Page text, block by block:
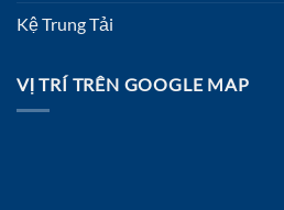
Kệ Trung Tải
VỊ TRÍ TRÊN GOOGLE MAP